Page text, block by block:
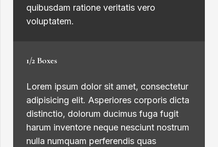
quibusdam ratione veritatis vero
voluptatem.
1/2 Boxes
Lorem ipsum dolor sit amet, consectetur
adipisicing elit. Asperiores corporis dicta
distinctio, dolorum ducimus fuga fugit
harum inventore neque nesciunt nostrum
nulla numquam perferendis quas